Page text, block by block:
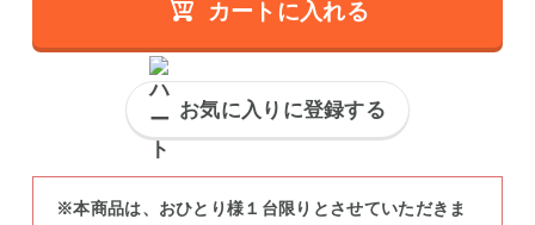
カートに入れる
お気に入りに登録する
※本商品は、おひとり様１台限りとさせていただきま